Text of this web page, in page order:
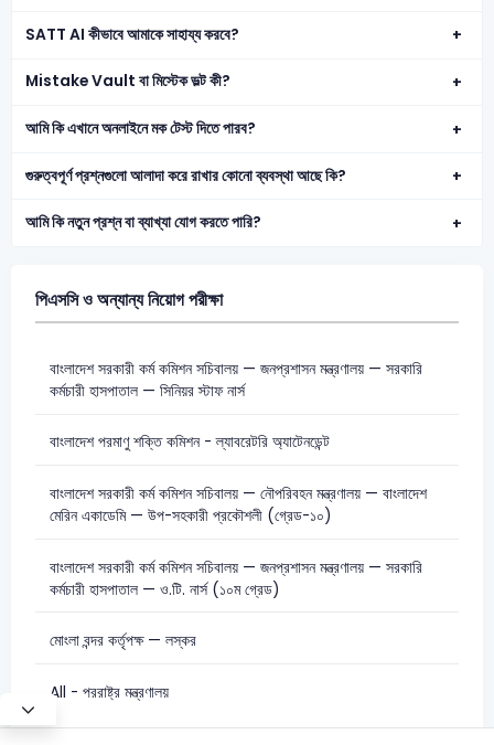
SATT AI কীভাবে আমাকে সাহায্য করবে?
Mistake Vault বা মিস্টেক ভল্ট কী?
আমি কি এখানে অনলাইনে মক টেস্ট দিতে পারব?
গুরুত্বপূর্ণ প্রশ্নগুলো আলাদা করে রাখার কোনো ব্যবস্থা আছে কি?
আমি কি নতুন প্রশ্ন বা ব্যাখ্যা যোগ করতে পারি?
পিএসসি ও অন্যান্য নিয়োগ পরীক্ষা
বাংলাদেশ সরকারী কর্ম কমিশন সচিবালয় — জনপ্রশাসন মন্ত্রণালয় — সরকারি
কর্মচারী হাসপাতাল — সিনিয়র স্টাফ নার্স
বাংলাদেশ পরমাণু শক্তি কমিশন - ল্যাবরেটরি অ্যাটেনডেন্ট
বাংলাদেশ সরকারী কর্ম কমিশন সচিবালয় — নৌপরিবহন মন্ত্রণালয় — বাংলাদেশ
মেরিন একাডেমি — উপ-সহকারী প্রকৌশলী (গ্রেড-১০)
বাংলাদেশ সরকারী কর্ম কমিশন সচিবালয় — জনপ্রশাসন মন্ত্রণালয় — সরকারি
কর্মচারী হাসপাতাল — ও.টি. নার্স (১০ম গ্রেড)
মোংলা বন্দর কর্তৃপক্ষ — লস্কর
All - পররাষ্ট্র মন্ত্রণালয়